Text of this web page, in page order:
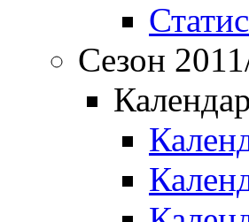
Сезон